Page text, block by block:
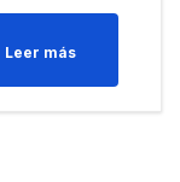
Leer más